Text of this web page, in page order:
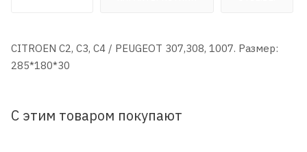
CITROEN C2, C3, C4 / PEUGEOT 307,308, 1007. Размер:
285*180*30
С этим товаром покупают